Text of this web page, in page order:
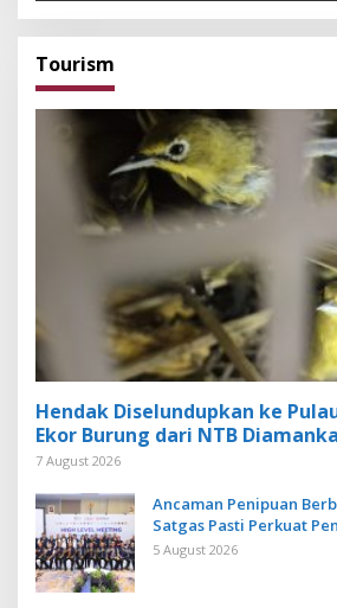
Tourism
Hendak Diselundupkan ke
Ekor Burung dari NTB
7 August 2026
Ancaman Penipuan
Satgas Pasti Perkuat
Pengembangan Aplikasi
5 August 2026